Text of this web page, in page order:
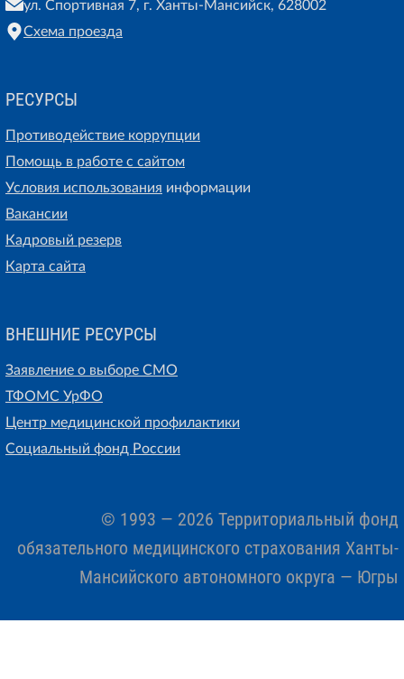
ул. Спортивная 7, г. Ханты-Мансийск, 628002
Схема проезда
РЕСУРСЫ
Противодействие коррупции
Помощь в работе с сайтом
Условия использования информации
Вакансии
Кадровый резерв
Карта сайта
ВНЕШНИЕ РЕСУРСЫ
Заявление о выборе СМО
ТФОМС УрФО
Центр медицинской профилактики
Социальный фонд России
© 1993 — 2026 Территориальный фонд
обязательного медицинского страхования Ханты-
Мансийского автономного округа — Югры